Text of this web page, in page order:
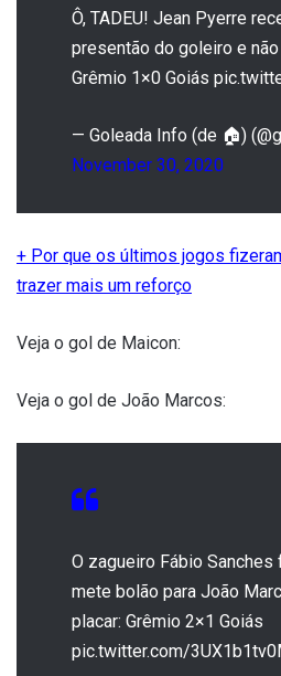
Ô, TADEU! Jean Pyerre
presentão do goleiro e
Grêmio 1×0 Goiás
— Goleada Info (de 🏠)
November 30, 2020
+ Por que os últimos jogos
trazer mais um reforço
Veja o gol de Maicon:
Veja o gol de João Marcos:
O zagueiro Fábio Sanches
mete bolão para João
placar: Grêmio 2×1 Goiás
pic.twitter.com/